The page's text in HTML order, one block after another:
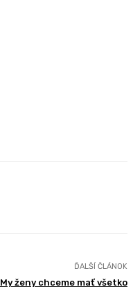
ĎALŠÍ ČLÁNOK
My ženy chceme mať všetko